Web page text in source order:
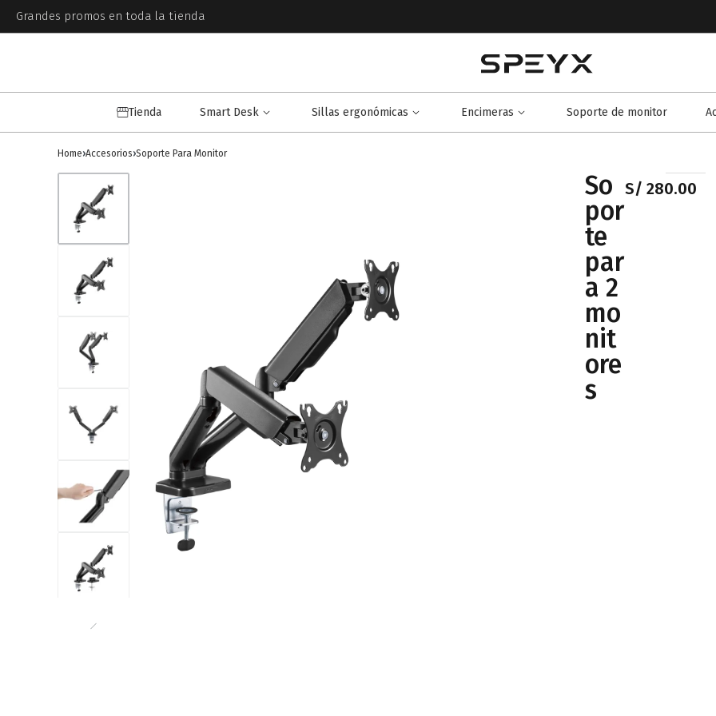
Grandes promos en toda la tienda
Tienda Smart Desk Sillas ergonómicas Encimeras Soporte de monitor
Home›Accesorios›Soporte Para Monitor
So
por
te
par
a 2
mo
nit
ore
s
S/ 280.00